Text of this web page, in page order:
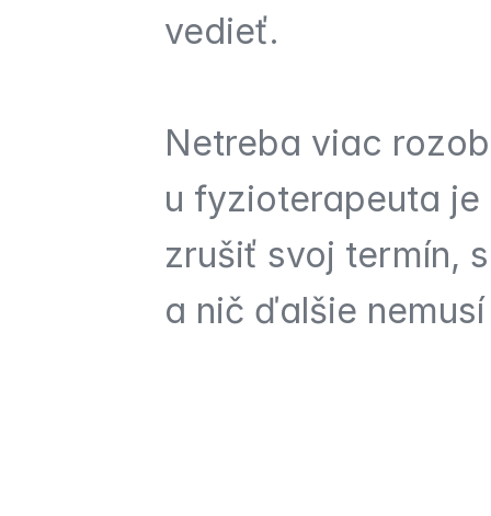
vedieť.
Netreba viac
u fyzioterapeuta
zrušiť svoj termín,
a nič ďalšie